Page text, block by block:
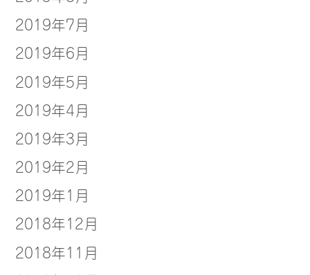
2019年7月
2019年6月
2019年5月
2019年4月
2019年3月
2019年2月
2019年1月
2018年12月
2018年11月